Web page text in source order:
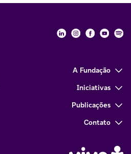
Fundação
Fundação
A Fundação
Iniciativas
Publicações
Contato